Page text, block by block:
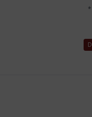
*